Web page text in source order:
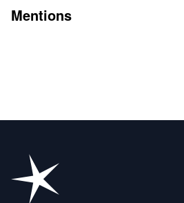
Mentions